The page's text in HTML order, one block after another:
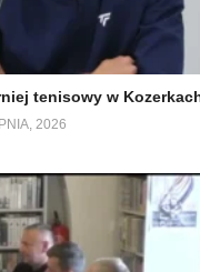
tenisowy w
2026